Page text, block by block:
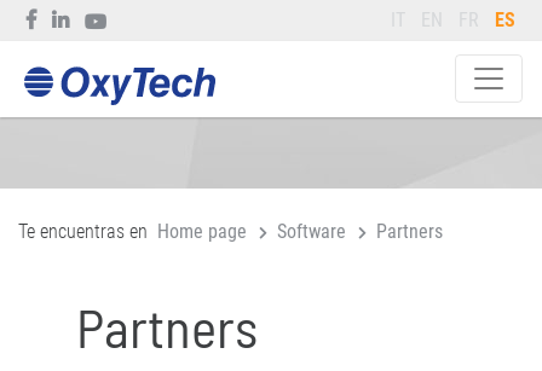
IT EN FR ES
Te encuentras en Home page Software Partners
Partners